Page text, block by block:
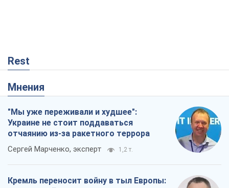
Rest
Мнения
"Мы уже переживали и худшее":
Украине не стоит поддаваться
отчаянию из-за ракетного террора
Сергей Марченко, эксперт 1,2 т.
Кремль переносит войну в тыл Европы: